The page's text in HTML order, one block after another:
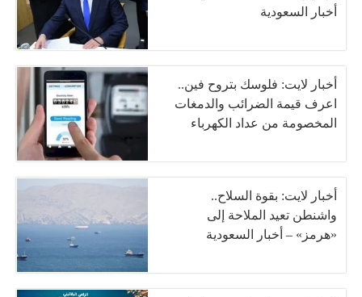
أخبار السعودية
أخبار لايت: فلوسك بتروح فين..
اعرف قيمة الضرائب والدمغات
المخصومة من عداد الكهرباء
أخبار لايت: بقوة السلاح..
واشنطن تعيد الملاحة إلى
«هرمز» – أخبار السعودية